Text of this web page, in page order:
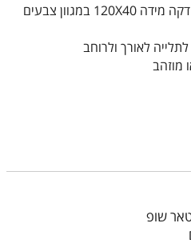
מראת גוף אובלית מסגרת מתכת דקה מידה 120X40 במגוון צבעים
לאורך ולרוחב
מוזהב
שופ